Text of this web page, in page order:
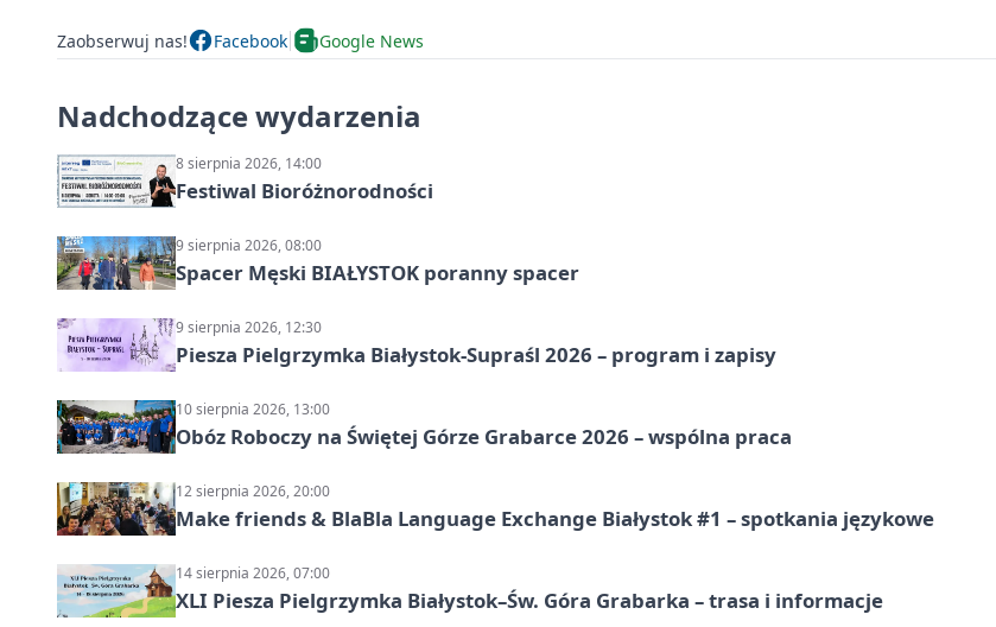
Zaobserwuj nas! Facebook Google News
Nadchodzące wydarzenia
8 sierpnia 2026, 14:00
Festiwal Bioróżnorodności
9 sierpnia 2026, 08:00
Spacer Męski BIAŁYSTOK poranny spacer
9 sierpnia 2026, 12:30
Piesza Pielgrzymka Białystok-Supraśl 2026 – program i zapisy
10 sierpnia 2026, 13:00
Obóz Roboczy na Świętej Górze Grabarce 2026 – wspólna praca
12 sierpnia 2026, 20:00
Make friends & BlaBla Language Exchange Białystok #1 – spotkania językowe
14 sierpnia 2026, 07:00
XLI Piesza Pielgrzymka Białystok–Św. Góra Grabarka – trasa i informacje